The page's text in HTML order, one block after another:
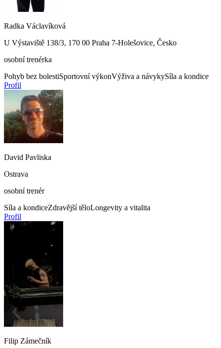
Radka Václavíková
U Výstaviště 138/3, 170 00 Praha 7-Holešovice, Česko
osobní trenérka
Pohyb bez bolestiSportovní výkonVýživa a návykySíla a kondice
Profil
David Pavliska
Ostrava
osobní trenér
Síla a kondiceZdravější těloLongevity a vitalita
Profil
Filip Zámečník